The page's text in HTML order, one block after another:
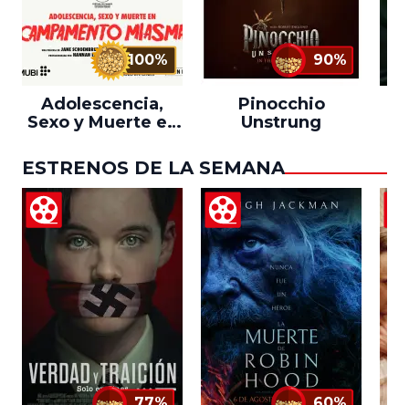
100%
Adolescencia,
Sexo y Muerte en
Miasma
90%
Pinocchio
Unstrung
ESTRENOS DE LA SEMANA